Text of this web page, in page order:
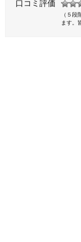
口コミ評価
（５
ます。